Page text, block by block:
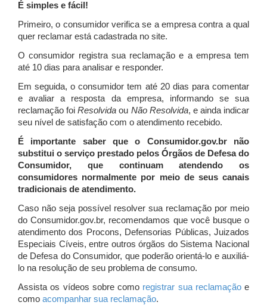
É simples e fácil!
Primeiro, o consumidor verifica se a empresa contra a qual
quer reclamar está cadastrada no site.
O consumidor registra sua reclamação e a empresa tem
até 10 dias para analisar e responder.
Em seguida, o consumidor tem até 20 dias para comentar
e avaliar a resposta da empresa, informando se sua
reclamação foiResolvida ou Não Resolvida, e ainda indicar
seu nível de satisfação com o atendimento recebido.
É importante saber que o Consumidor.gov.br não
substitui o serviço prestado pelos Órgãos de Defesa do
Consumidor, que continuam atendendo os
consumidores normalmente por meio de seus canais
tradicionais de atendimento.
Caso não seja possível resolver sua reclamação por meio
do Consumidor.gov.br, recomendamos que você busque o
atendimento dos Procons, Defensorias Públicas, Juizados
Especiais Cíveis, entre outros órgãos do Sistema Nacional
de Defesa do Consumidor, que poderão orientá-lo e auxiliá-
lo na resolução de seu problema de consumo.
Assista os vídeos sobre como registrar sua reclamaçãoe
como acompanhar sua reclamação.